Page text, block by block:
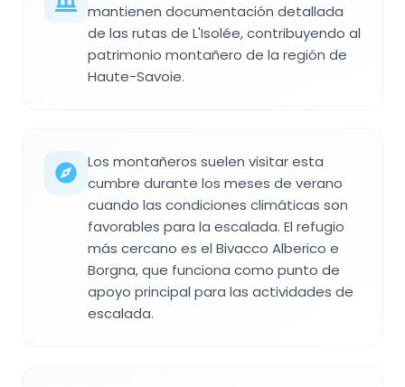
mantienen documentación detallada
de las rutas de L'Isolée, contribuyendo al
patrimonio montañero de la región de
Haute-Savoie.
Los montañeros suelen visitar esta
cumbre durante los meses de verano
cuando las condiciones climáticas son
favorables para la escalada. El refugio
más cercano es el Bivacco Alberico e
Borgna, que funciona como punto de
apoyo principal para las actividades de
escalada.